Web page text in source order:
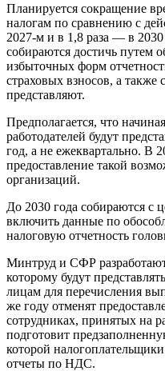
Планируется сокращение
налогам по сравнению с
2027-м и в 1,8 раза — в 2030
собираются достичь путем
избыточных форм
страховых взносов, а также
представляют.
Предполагается, что
работодателей будут
год, а не ежеквартально. В
предоставление такой
организаций.
До 2030 года собираются с
включить данные по
налоговую отчетность
Минтруд и СФР
которому будут
лицам для перечисления
же году отменят
сотрудниках, принятых на
подготовит
которой
отчеты по НДС.